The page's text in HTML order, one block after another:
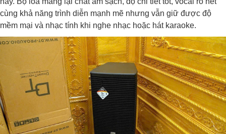
cùng khả năng trình diễn mạnh mẽ nhưng vẫn giữ được độ
mềm mại và nhạc tính khi nghe nhạc hoặc hát karaoke.